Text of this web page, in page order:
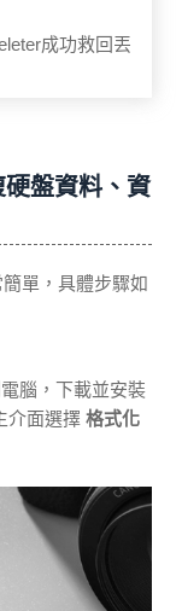
成功救回丟
盤資料、資
單，具體步驟如
腦，下載並安裝
介面選擇 格式化